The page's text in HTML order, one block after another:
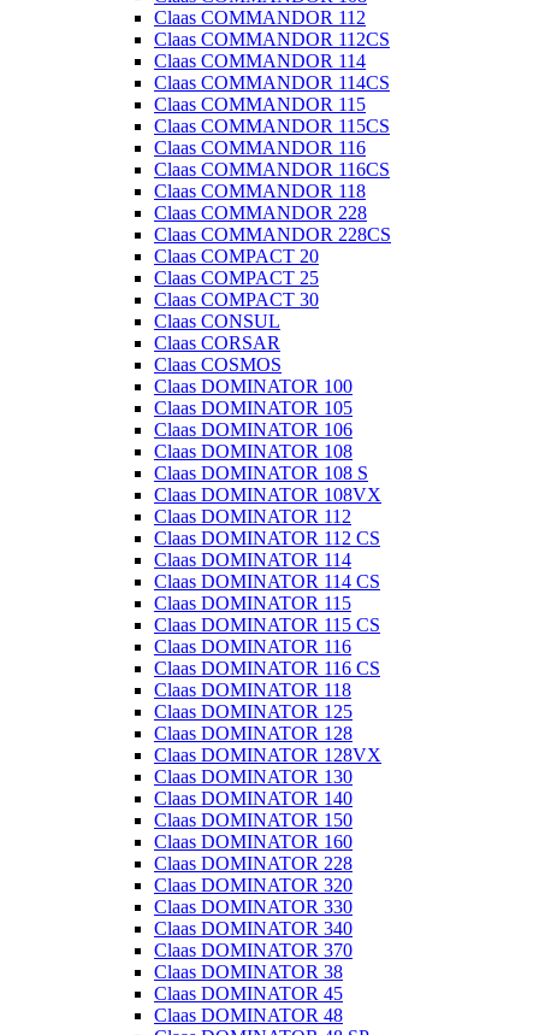
Claas COMMANDOR 112
Claas COMMANDOR 112CS
Claas COMMANDOR 114
Claas COMMANDOR 114CS
Claas COMMANDOR 115
Claas COMMANDOR 115CS
Claas COMMANDOR 116
Claas COMMANDOR 116CS
Claas COMMANDOR 118
Claas COMMANDOR 228
Claas COMMANDOR 228CS
Claas COMPACT 20
Claas COMPACT 25
Claas COMPACT 30
Claas CONSUL
Claas CORSAR
Claas COSMOS
Claas DOMINATOR 100
Claas DOMINATOR 105
Claas DOMINATOR 106
Claas DOMINATOR 108
Claas DOMINATOR 108 S
Claas DOMINATOR 108VX
Claas DOMINATOR 112
Claas DOMINATOR 112 CS
Claas DOMINATOR 114
Claas DOMINATOR 114 CS
Claas DOMINATOR 115
Claas DOMINATOR 115 CS
Claas DOMINATOR 116
Claas DOMINATOR 116 CS
Claas DOMINATOR 118
Claas DOMINATOR 125
Claas DOMINATOR 128
Claas DOMINATOR 128VX
Claas DOMINATOR 130
Claas DOMINATOR 140
Claas DOMINATOR 150
Claas DOMINATOR 160
Claas DOMINATOR 228
Claas DOMINATOR 320
Claas DOMINATOR 330
Claas DOMINATOR 340
Claas DOMINATOR 370
Claas DOMINATOR 38
Claas DOMINATOR 45
Claas DOMINATOR 48